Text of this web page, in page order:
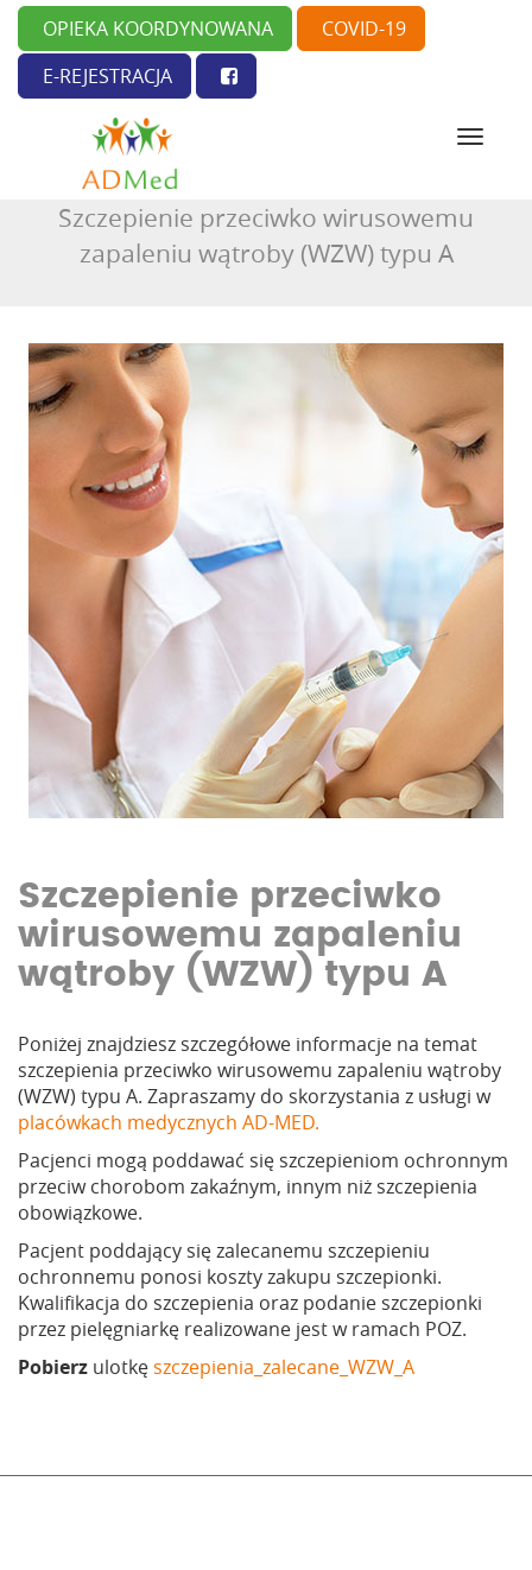
OPIEKA KOORDYNOWANA
COVID-19
E-REJESTRACJA
N
i
a
Szczepienie przeciwko wirusowemu
zapaleniu wątroby (WZW) typu A
Szczepienie przeciwko
wirusowemu zapaleniu
wątroby (WZW) typu A
Poniżej znajdziesz szczegółowe informacje na temat
szczepienia przeciwko wirusowemu zapaleniu wątroby
(WZW) typu A. Zapraszamy do skorzystania z usługi w
placówkach medycznych AD-MED.
Pacjenci mogą poddawać się szczepieniom ochronnym
przeciw chorobom zakaźnym, innym niż szczepienia
obowiązkowe.
Pacjent poddający się zalecanemu szczepieniu
ochronnemu ponosi koszty zakupu szczepionki.
Kwalifikacja do szczepienia oraz podanie szczepionki
przez pielęgniarkę realizowane jest w ramach POZ.
Pobierz ulotkęszczepienia_zalecane_WZW_A